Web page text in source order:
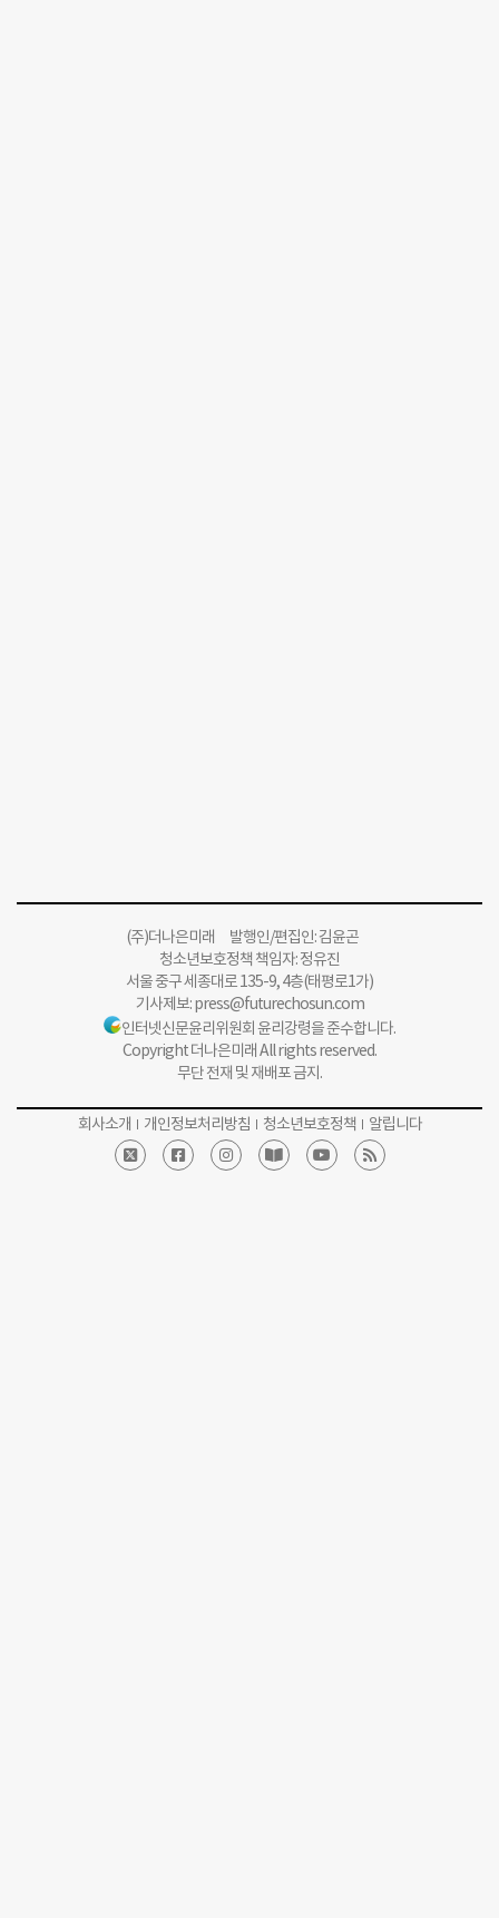
(주)더나은미래 발행인/편집인: 김윤곤
청소년보호정책 책임자: 정유진
서울 중구 세종대로 135-9, 4층(태평로1가)
기사제보:press@futurechosun.com
인터넷신문윤리위원회 윤리강령을 준수합니다.
Copyright 더나은미래 All rights reserved.
무단 전재 및 재배포 금지.
회사소개 개인정보처리방침 청소년보호정책 알립니다